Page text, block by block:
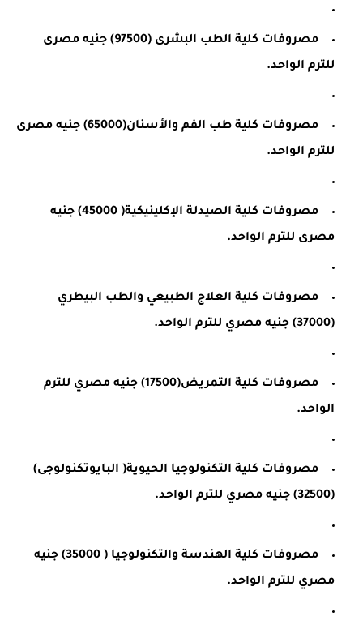
مصروفات كلية الطب البشرى (97500) جنيه مصرى
للترم الواحد.
مصروفات كلية طب الفم والأسنان(65000) جنيه مصرى
للترم الواحد.
مصروفات كلية الصيدلة الإكلينيكية( 45000) جنيه
مصرى للترم الواحد.
مصروفات كلية العلاج الطبيعي والطب البيطري
(37000) جنيه مصري للترم الواحد.
مصروفات كلية التمريض(17500) جنيه مصري للترم
الواحد.
مصروفات كلية التكنولوجيا الحيوية( البايوتكنولوجى)
(32500) جنيه مصري للترم الواحد.
مصروفات كلية الهندسة والتكنولوجيا ( 35000) جنيه
مصري للترم الواحد.